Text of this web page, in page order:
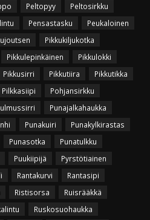
Peltopyy
Peltosirkku
Pensastasku
Peukaloinen
Pikkukiljukotka
Pikkulepinkäinen
Pikkulokki
Pikkusirri Pikkutiira
Pikkutikka
Pilkkasiipi
Pohjansirkku
Punajalkahaukka
Punakuiri
Punakylkirastas
Punasotka
Punatulkku
Puukiipijä
Pyrstötiainen
Rantakurvi
Rantasipi
Ristisorsa
Ruisrääkkä
Ruskosuohaukka